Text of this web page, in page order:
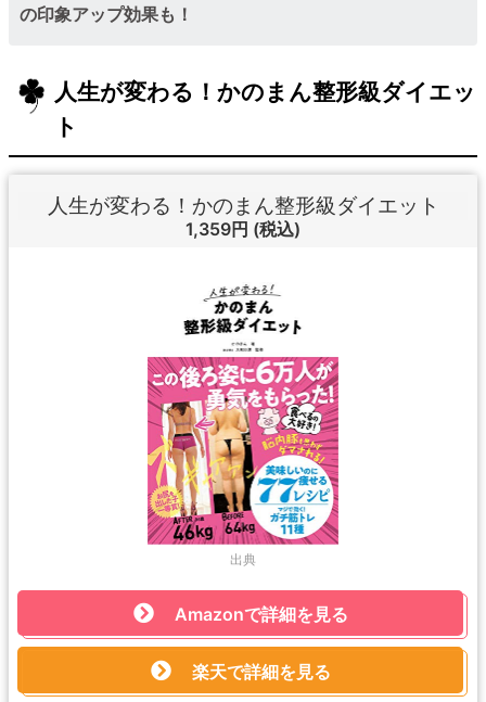
の印象アップ効果も！
人生が変わる！かのまん整形級ダイエッ
ト
人生が変わる！かのまん整形級ダイエット
1,359円 (税込)
出典
Amazonで詳細を見る
楽天で詳細を見る